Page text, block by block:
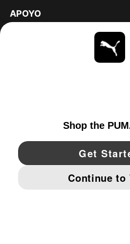
APOYO
YouTube Twitter Pinterest